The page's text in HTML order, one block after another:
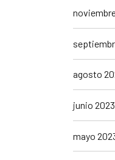
agosto
junio 2023
mayo